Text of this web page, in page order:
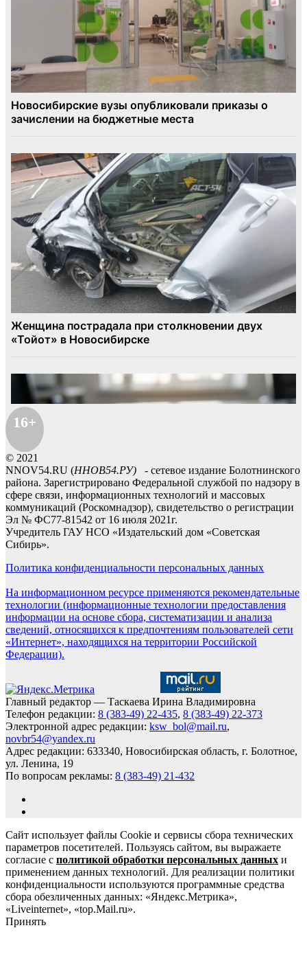
16+
© 2021
NNOV54.RU (ННОВ54.РУ) - сетевое издание Болотнинского
района. Зарегистрировано Федеральной службой по надзору в
сфере связи, информационных технологий и массовых
коммуникаций (Роскомнадзор), свидетельство о регистрации
Эл № ФС77-81542 от 16 июля 2021г.
Учредитель ГАУ НСО «Издательский дом «Советская
Сибирь».
Политика конфиденциальности персональных данных
На информационном ресурсе применяются рекомендательные
технологии (информационные технологии предоставления
информации на основе сбора, систематизации и анализа
сведений, относящихся к предпочтениям пользователей сети
«Интернет», находящихся на территории Российской
Федерации).
Главный редактор — Таскаева Ирина Владимировна
Телефон редакции: 8 (383-49) 22-435, 8 (383-49) 22-373
Электронной адрес редакции: ksw_bol@mail.ru,
novbr54@yandex.ru
Адрес редакции: 633340, Новосибирская область, г. Болотное,
ул. Ленина, 19
По вопросам рекламы: 8 (383-49) 21-432
Сайт использует файлы Cookie и сервисы сбора технических
параметров посетителей. Пользуясь сайтом, вы выражаете
согласие с политикой обработки персональных данных и
применением данных технологий. Для реализации политики
конфиденциальности используются программные средства
сбора обезличенных данных: «Яндекс.Метрика»,
«Liveinternet», «top.Mail.ru».
Принять